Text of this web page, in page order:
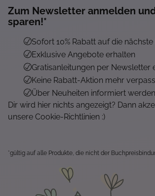
Zum Newsletter anmelden
sparen!*
Sofort 10% Rabatt auf die
Exklusive Angebote erhalten
Gratisanleitungen per Newsletter
Keine Rabatt-Aktion mehr
Über Neuheiten informiert werden
Dir wird hier nichts angezeigt? Dann
unsere Cookie-Richtlinien :)
*gültig auf alle Produkte, die nicht der